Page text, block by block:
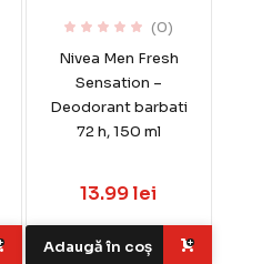
(0)
Nivea Men Fresh
Sensation –
Deodorant barbati
72 h, 150 ml
13.99 lei
Adaugă în coș